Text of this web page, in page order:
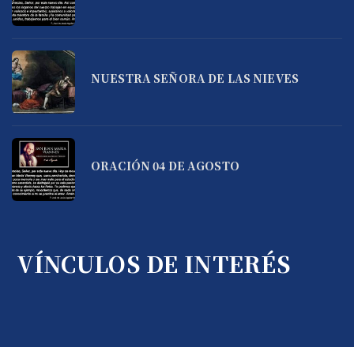
NUESTRA SEÑORA DE LAS NIEVES
ORACIÓN 04 DE AGOSTO
VÍNCULOS DE INTERÉS